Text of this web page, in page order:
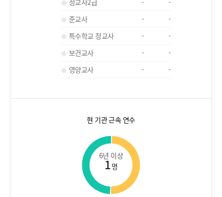
정교사2급
-
-
준교사
-
-
특수학교 정교사
-
-
보건교사
-
-
영양교사
- -
현 기관 근속 연수
6년 이상
1명